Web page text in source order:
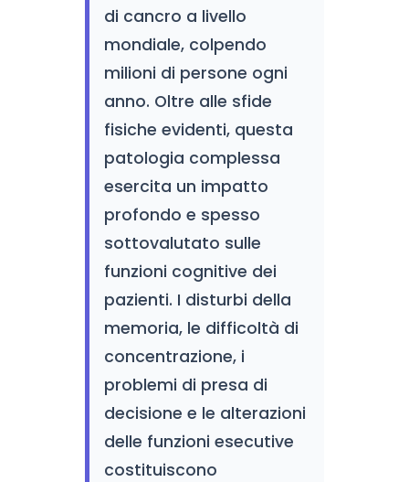
di cancro a livello
mondiale, colpendo
milioni di persone ogni
anno. Oltre alle sfide
fisiche evidenti, questa
patologia complessa
esercita un impatto
profondo e spesso
sottovalutato sulle
funzioni cognitive dei
pazienti. I disturbi della
memoria, le difficoltà di
concentrazione, i
problemi di presa di
decisione e le alterazioni
delle funzioni esecutive
costituiscono